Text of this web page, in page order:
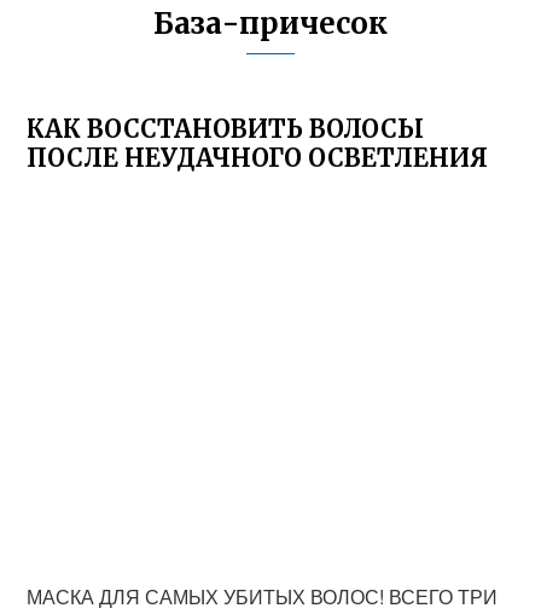
База-причесок
КАК ВОССТАНОВИТЬ ВОЛОСЫ
ПОСЛЕ НЕУДАЧНОГО ОСВЕТЛЕНИЯ
МАСКА ДЛЯ САМЫХ УБИТЫХ ВОЛОС! ВСЕГО ТРИ